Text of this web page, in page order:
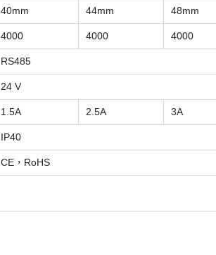
40mm 44mm 48mm
4000 4000 4000
RS485
24 V
1.5A 2.5A 3A
IP40
CE，RoHS